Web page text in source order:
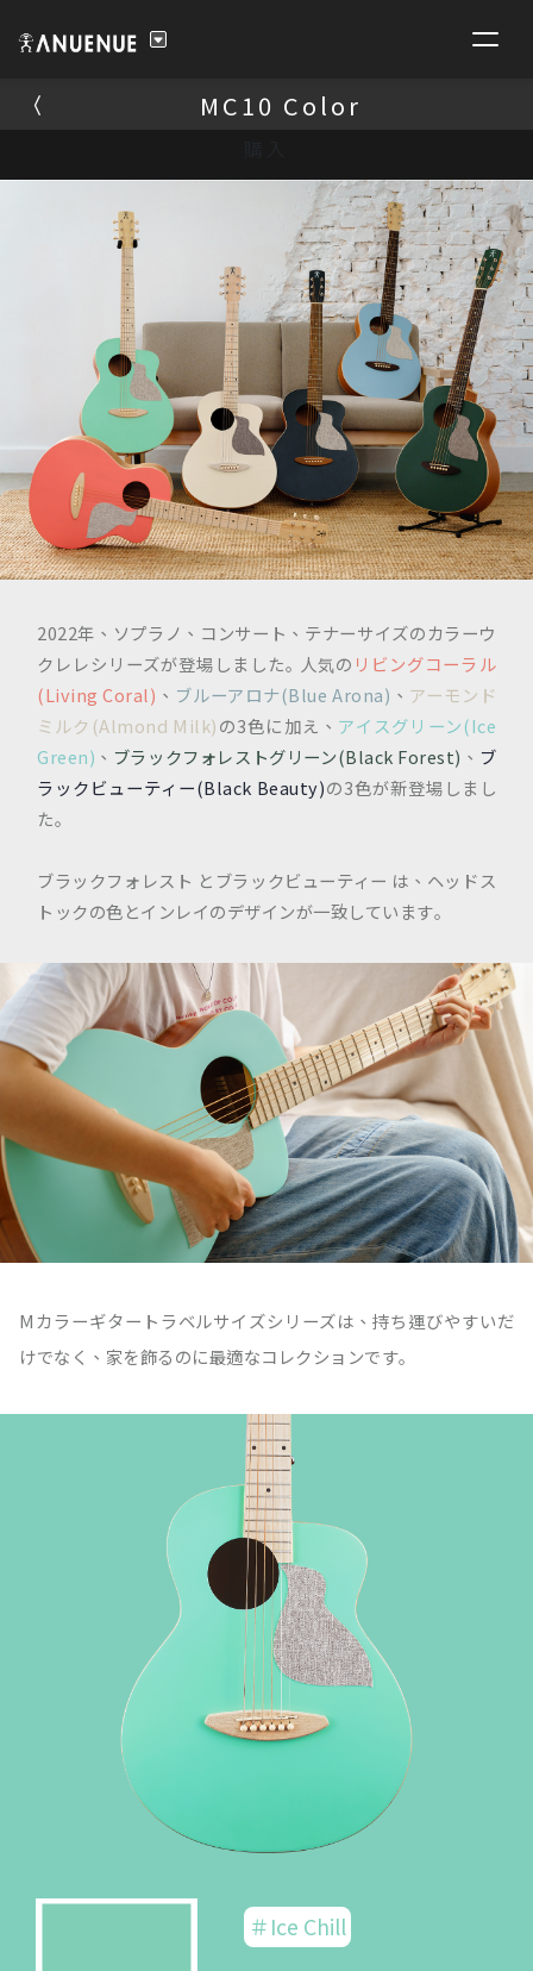
MC10 Color
MC10 Color
2022年、ソプラノ、コンサート、テナーサイズのカラーウ
クレレシリーズが登場しました｡ 人気の リビングコーラル
(Living Coral) 、 ブルーアロナ(Blue Arona) 、 アーモンド
ミルク(Almond Milk)の3色に加え、 アイスグリーン(Ice
Green) 、 ブラックフォレストグリーン(Black Forest) 、 ブ
ラックビューティー(Black Beauty)の3色が新登場しまし
た｡
ブラックフォレスト とブラックビューティー は、ヘッドス
トックの色とインレイのデザインが一致しています｡
Mカラーギタートラベルサイズシリーズは、持ち運びやすいだ
けでなく、家を飾るのに最適なコレクションです｡
＃Ice Chill